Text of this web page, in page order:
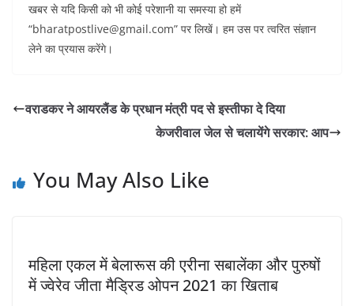
खबर से यदि किसी को भी कोई परेशानी या समस्या हो हमें
“bharatpostlive@gmail.com” पर लिखें। हम उस पर त्वरित संज्ञान
लेने का प्रयास करेंगे।
वराडकर ने आयरलैंड के प्रधान मंत्री पद से इस्तीफा दे दिया
केजरीवाल जेल से चलायेंगे सरकार: आप
You May Also Like
महिला एकल में बेलारूस की एरीना सबालेंका और पुरुषों
में ज्वेरेव जीता मैड्रिड ओपन 2021 का खिताब